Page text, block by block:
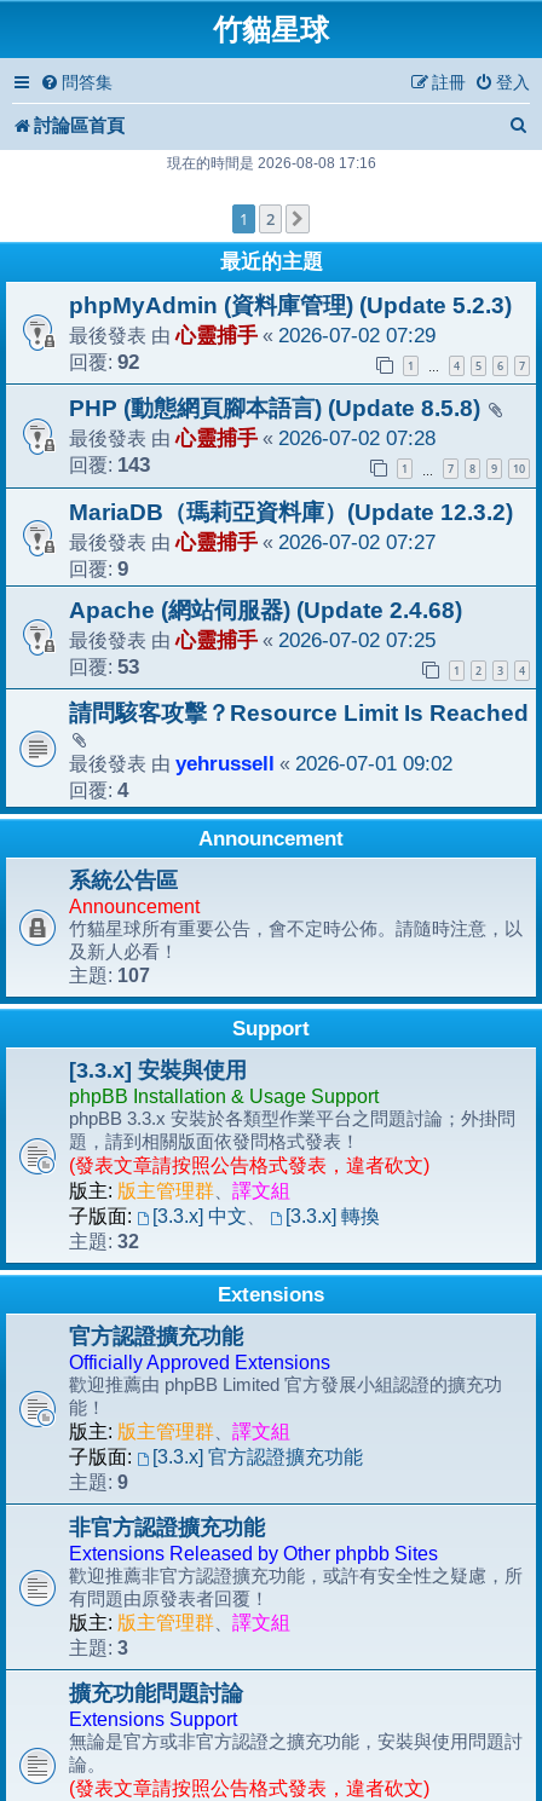
竹貓星球
問答集 登入
註冊
討論區首頁
現在的時間是 2026-08-08 17:16
1 2
最近的主題
phpMyAdmin (資料庫管理) (Update 5.2.3)
最後發表 由心靈捕手 « 2026-07-02 07:29
回覆: 92 1 … 4 5 6 7
PHP (動態網頁腳本語言) (Update 8.5.8)
最後發表 由心靈捕手 « 2026-07-02 07:28
回覆: 143 1 7 8 9 10
MariaDB（瑪莉亞資料庫）(Update 12.3.2)
最後發表 由心靈捕手 « 2026-07-02 07:27
回覆: 9
Apache (網站伺服器) (Update 2.4.68)
最後發表 由心靈捕手 « 2026-07-02 07:25
回覆: 53 1 2 3 4
請問駭客攻擊？Resource Limit Is Reached
最後發表 由 yehrussell « 2026-07-01 09:02
回覆: 4
Announcement
系統公告區
Announcement
竹貓星球所有重要公告，會不定時公佈。請隨時注意，以
及新人必看！
主題: 107
Support
[3.3.x] 安裝與使用
phpBB Installation & Usage Support
phpBB 3.3.x 安裝於各類型作業平台之問題討論；外掛問
題，請到相關版面依發問格式發表！
(發表文章請按照公告格式發表，違者砍文)
版主: 版主管理群
譯文組
子版面:
[3.3.x] 中文
[3.3.x] 轉換
主題: 32
Extensions
官方認證擴充功能
Officially Approved Extensions
歡迎推薦由 phpBB Limited 官方發展小組認證的擴充功
能！
版主: 版主管理群
譯文組
子版面:
[3.3.x] 官方認證擴充功能
主題: 9
非官方認證擴充功能
Extensions Released by Other phpbb Sites
歡迎推薦非官方認證擴充功能，或許有安全性之疑慮，所
有問題由原發表者回覆！
版主: 版主管理群
譯文組
主題: 3
擴充功能問題討論
Extensions Support
無論是官方或非官方認證之擴充功能，安裝與使用問題討
論。
(發表文章請按照公告格式發表，違者砍文)